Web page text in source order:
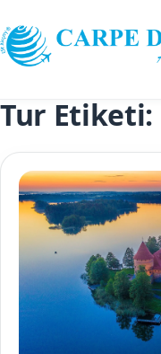
Tur Etiketi: